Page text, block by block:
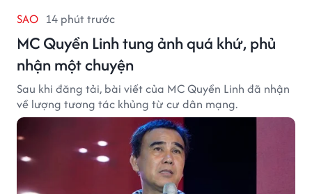
SAO 14 phút trước
MC Quyền Linh tung ảnh quá khứ, phủ
nhận một chuyện
Sau khi đăng tải, bài viết của MC Quyền Linh đã nhận
về lượng tương tác khủng từ cư dân mạng.